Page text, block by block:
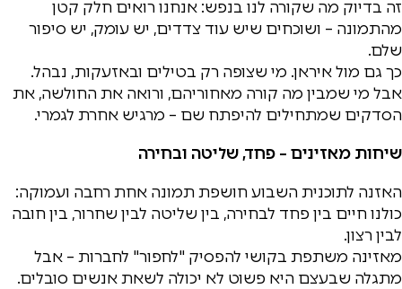
זה בדיוק מה שקורה לנו בנפש: אנחנו רואים חלק קטן
מהתמונה – ושוכחים שיש עוד צדדים, יש עומק, יש סיפור
שלם.
כך גם מול איראן. מי שצופה רק בטילים ובאזעקות, נבהל.
אבל מי שמבין מה קורה מאחוריהם, ורואה את החולשה, את
הסדקים שמתחילים להיפתח שם – מרגיש אחרת לגמרי.
שיחות מאזינים – פחד, שליטה ובחירה
האזנה לתוכנית השבוע חושפת תמונה אחת רחבה ועמוקה:
כולנו חיים בין פחד לבחירה, בין שליטה לבין שחרור, בין חובה
לבין רצון.
מאזינה משתפת בקושי להפסיק "לחפור" לחברות – אבל
מתגלה שבעצם היא פשוט לא יכולה לשאת אנשים סובלים.